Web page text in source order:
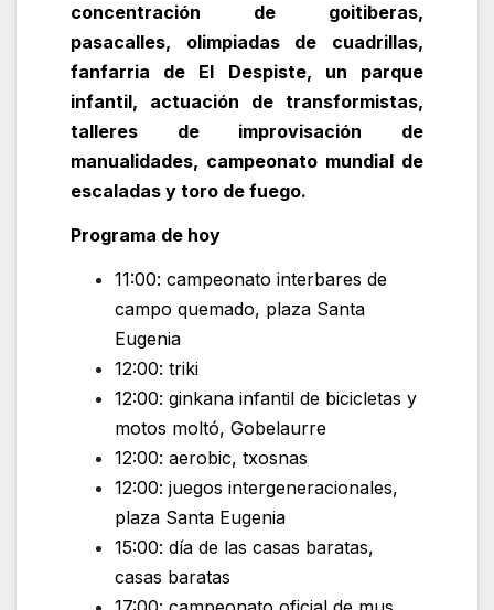
concentración de goitiberas,
pasacalles, olimpiadas de cuadrillas,
fanfarria de El Despiste, un parque
infantil, actuación de transformistas,
talleres de improvisación de
manualidades, campeonato mundial de
escaladas y toro de fuego.
Programa de hoy
11:00: campeonato interbares de
campo quemado, plaza Santa
Eugenia
12:00: triki
12:00: ginkana infantil de bicicletas y
motos moltó, Gobelaurre
12:00: aerobic, txosnas
12:00: juegos intergeneracionales,
plaza Santa Eugenia
15:00: día de las casas baratas,
casas baratas